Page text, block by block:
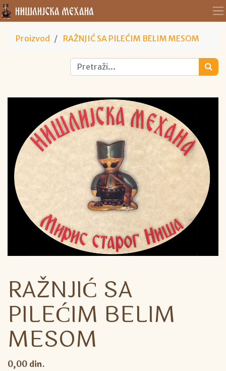
Proizvod RAŽNJIĆ SA PILEĆIM BELIM MESOM
RAŽNJIĆ SA
PILEĆIM BELIM
MESOM
0,00 din.